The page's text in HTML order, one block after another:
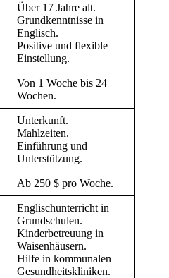
Über 17 Jahre alt.
Grundkenntnisse in
Englisch.
Positive und flexible
Einstellung.
Von 1 Woche bis 24
Wochen.
Unterkunft.
Mahlzeiten.
Einführung und
Unterstützung.
Ab 250 $ pro Woche.
Englischunterricht in
Grundschulen.
Kinderbetreuung in
Waisenhäusern.
Hilfe in kommunalen
Gesundheitskliniken.